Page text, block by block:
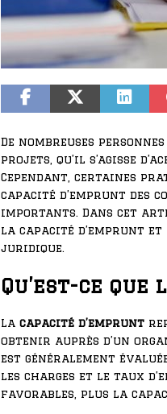
De nombreuses
projets, qu’il s’agisse
Cependant, certaines
capacité d’emprunt des
importants. Dans cet
la capacité d’emprunt
juridique.
Qu’est-ce que
La capacité d’emprunt
obtenir auprès d’un
est généralement
les charges et le taux
favorables, plus la